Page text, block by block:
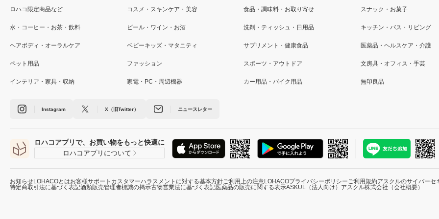
ロハコ限定商品など コスメ・スキンケア・美容 食品・調味料・お取り寄せ スナック・お菓子
水・コーヒー・お茶・飲料 ビール・ワイン・お酒 洗剤・ティッシュ・日用品 キッチン・バス・リビング
ヘアボディ・オーラルケア ベビーキッズ・マタニティ サプリメント・健康食品 医薬品・ヘルスケア・介護
ペット用品 ファッション スポーツ・アウトドア 文房具・オフィス・手芸
インテリア・家具・収納 家電・PC・周辺機器 カー用品・バイク用品 無印良品
Instagram X（旧Twitter） ニュースレター
ロハコアプリで、お買い物をもっと快適に
ロハコアプリについて
お知らせLOHACOとはお客様サポート カスタマーハラスメントに対する基本方針ご利用上の注意LOHACOプライバシーポリシーご利用規約アスクルのサイバーセ
特定商取引法に基づく表記酒類販売管理者標識の掲示古物営業法に基づく表記医薬品の販売に関する表示ASKUL（法人向け） アスクル株式会社（会社概要）